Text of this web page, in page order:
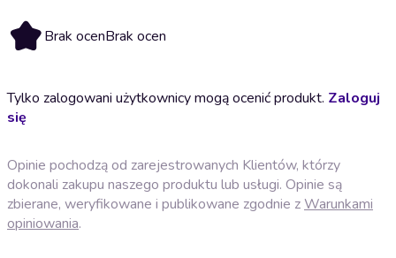
Brak ocenBrak ocen
Tylko zalogowani użytkownicy mogą ocenić produkt. Zaloguj
się
Opinie pochodzą od zarejestrowanych Klientów, którzy
dokonali zakupu naszego produktu lub usługi. Opinie są
zbierane, weryfikowane i publikowane zgodnie zWarunkami
opiniowania.